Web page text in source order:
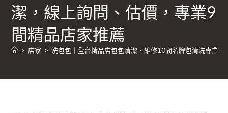
潔，線上詢問、估價，專業9
間精品店家推薦
> 店家 > 洗包包｜全台精品店包包清潔、維修10間名牌包清洗專業店